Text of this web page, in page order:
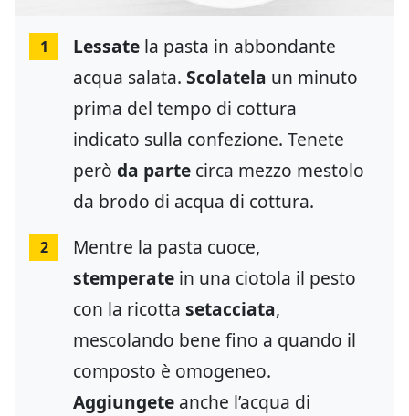
1 Lessate la pasta in abbondante
acqua salata. Scolatela un minuto
prima del tempo di cottura
indicato sulla confezione. Tenete
però da parte circa mezzo mestolo
da brodo di acqua di cottura.
2
Mentre la pasta cuoce,
stemperate in una ciotola il pesto
con la ricotta setacciata,
mescolando bene fino a quando il
composto è omogeneo.
Aggiungete anche l’acqua di